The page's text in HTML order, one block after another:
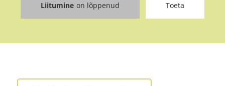
Liitumine on lõppenud Toeta